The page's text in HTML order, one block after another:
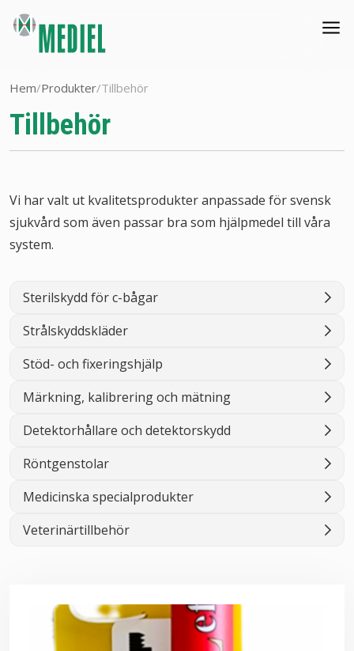
Hem/Produkter/Tillbehör
Tillbehör
Vi har valt ut kvalitetsprodukter anpassade för svensk
sjukvård som även passar bra som hjälpmedel till våra
system.
Sterilskydd för c-bågar
Strålskyddskläder
Stöd- och fixeringshjälp
Märkning, kalibrering och mätning
Detektorhållare och detektorskydd
Röntgenstolar
Medicinska specialprodukter
Veterinärtillbehör